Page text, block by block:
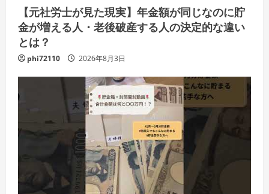
【元社労士が見た現実】年金額が同じなのに貯
金が増える人・老後破産する人の決定的な違い
とは？
phi72110 2026年8月3日